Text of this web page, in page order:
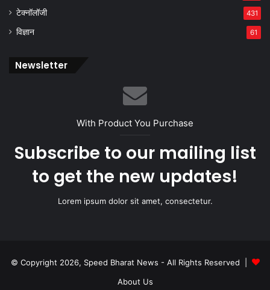
टेक्नॉलॉजी 431
विज्ञान 61
Newsletter
With Product You Purchase
Subscribe to our mailing list
to get the new updates!
Lorem ipsum dolor sit amet, consectetur.
© Copyright 2026, Speed Bharat News - All Rights Reserved |
About Us